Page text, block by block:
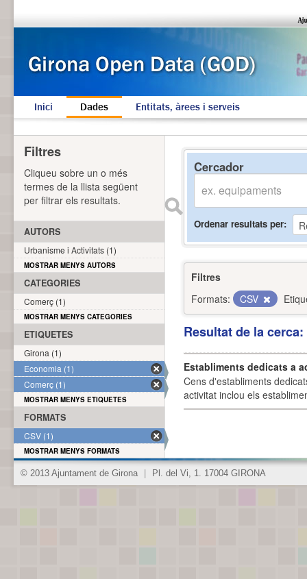
Inici Dades Entitats, àrees i serveis
Cercador
Ordenar resultats per
Filtres
Formats:
CSV
Resultat de la
Establiments dedicats a
Cens d'establiments
activitat inclou els
Filtres
Cliqueu sobre un o més
termes de la llista següent
per filtrar els resultats.
AUTORS
Urbanisme i Activitats (1)
MOSTRAR MENYS AUTORS
CATEGORIES
Comerç (1)
MOSTRAR MENYS CATEGORIES
ETIQUETES
Girona (1)
Economia (1)
Comerç (1)
MOSTRAR MENYS ETIQUETES
FORMATS
CSV (1)
MOSTRAR MENYS FORMATS
© 2013 Ajuntament de Girona Pl. del Vi, 1. 17004 GIRONA